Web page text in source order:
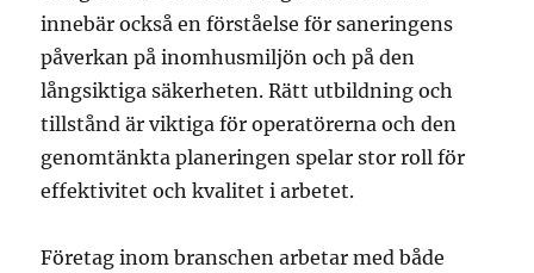
innebär också en förståelse för saneringens
påverkan på inomhusmiljön och på den
långsiktiga säkerheten. Rätt utbildning och
tillstånd är viktiga för operatörerna och den
genomtänkta planeringen spelar stor roll för
effektivitet och kvalitet i arbetet.
Företag inom branschen arbetar med både